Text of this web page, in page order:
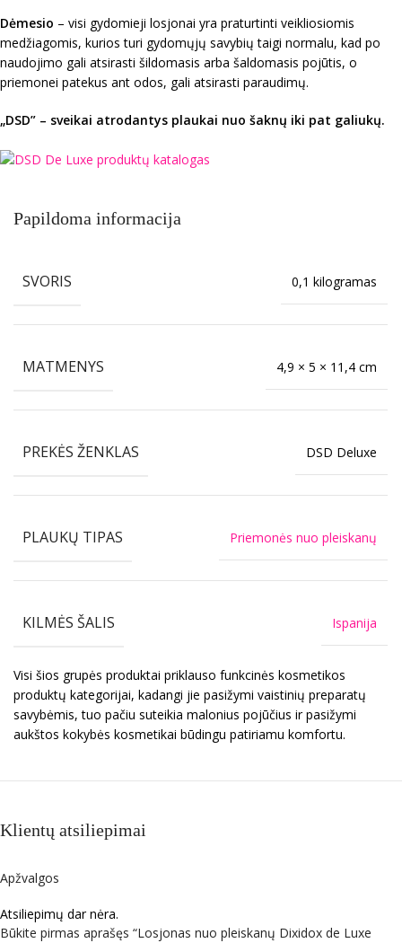
Dėmesio – visi gydomieji losjonai yra praturtinti veikliosiomis
medžiagomis, kurios turi gydomųjų savybių taigi normalu, kad po
naudojimo gali atsirasti šildomasis arba šaldomasis pojūtis, o
priemonei patekus ant odos, gali atsirasti paraudimų.
„DSD” – sveikai atrodantys plaukai nuo šaknų iki pat galiukų.
Papildoma informacija
SVORIS 0,1 kilogramas
MATMENYS 4,9 × 5 × 11,4 cm
PREKĖS ŽENKLAS DSD Deluxe
PLAUKŲ TIPAS Priemonės nuo pleiskanų
KILMĖS ŠALIS Ispanija
Visi šios grupės produktai priklauso funkcinės kosmetikos
produktų kategorijai, kadangi jie pasižymi vaistinių preparatų
savybėmis, tuo pačiu suteikia malonius pojūčius ir pasižymi
aukštos kokybės kosmetikai būdingu patiriamu komfortu.
Klientų atsiliepimai
Apžvalgos
Atsiliepimų dar nėra.
Būkite pirmas aprašęs “Losjonas nuo pleiskanų Dixidox de Luxe